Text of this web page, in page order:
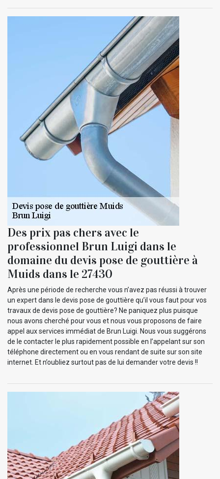
Des prix pas chers avec le
professionnel Brun Luigi dans le
domaine du devis pose de gouttière à
Muids dans le 27430
Après une période de recherche vous n’avez pas réussi à trouver
un expert dans le devis pose de gouttière qu’il vous faut pour vos
travaux de devis pose de gouttière? Ne paniquez plus puisque
nous avons cherché pour vous et nous vous proposons de faire
appel aux services immédiat de Brun Luigi. Nous vous suggérons
de le contacter le plus rapidement possible en l’appelant sur son
téléphone directement ou en vous rendant de suite sur son site
internet. Et n’oubliez surtout pas de lui demander votre devis !!